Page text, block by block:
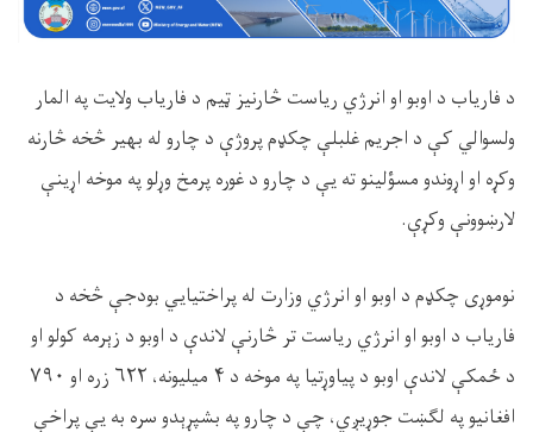
د فاریاب د اوبو او انرژي ریاستڅارنیز ټیم د فاریاب ولایت په المار
ولسوالي کې د اجریم غلبلې چکډم پروژې د چارو له بهیر څخه څارنه
وکړه او اړوندو مسؤلینو ته یې د چارو د غوره پرمخ وړلو په موخه اړینې
لارښوونې وکړې.
نوموړی چکډم د اوبو او انرژي وزارت له پراختیایي بودجې څخه د
فاریاب د اوبو او انرژي ریاست تر څارنې لاندې د اوبو د زېرمه کولو او
د ځمکې لاندې اوبو د پياوړتیا په موخه د ۴ میلیونه، ۶۲۲ زره او ۷۹۰
افغانیو په لګښت جوړیږي، چې د چارو په بشپړېدو سره به یې پراخې